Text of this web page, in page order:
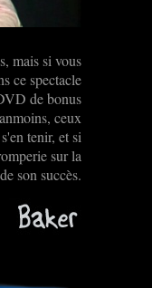
mais si vous
ce spectacle
de bonus
ceux
tenir, et si
sur la
son succès.